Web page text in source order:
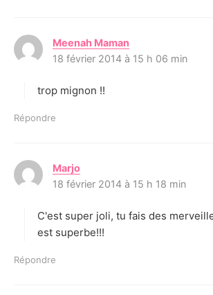
Meenah Maman
18 février 2014 à 15 h 06 min
trop mignon !!
Répondre
Marjo
i
:
18 février 2014 à 15 h 18 min
C'est super joli, tu fais des
est superbe!!!
Répondre